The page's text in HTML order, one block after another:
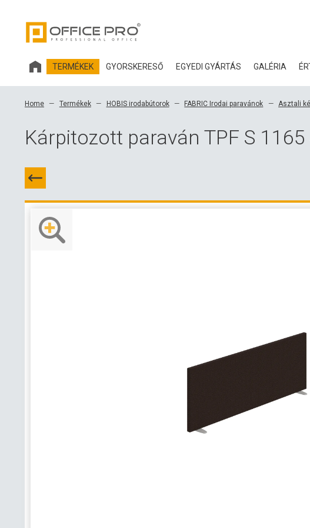
TERMÉKEK GYORSKERESŐ EGYEDI GYÁRTÁS GALÉRIA
Home Termékek HOBIS irodabútorok FABRIC Irodai paravánok Asztali
Kárpitozott paraván TPF S 1165